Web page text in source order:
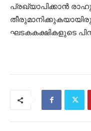
പ്രഖ്യാപിക്കാന്‍
ഘടകകക്ഷികളുടെ